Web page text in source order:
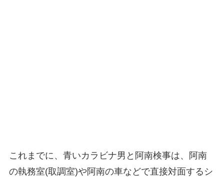
これまでに、青いカラビナ男と阿南検事は、阿南
の執務室(取調室)や阿南の車などで直接対面するシ